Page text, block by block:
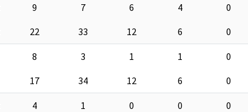
9 7 6 4 0
22 33 12 6 0
8 3 1 1 0
17 34 12 6 0
4 1 0 0 0